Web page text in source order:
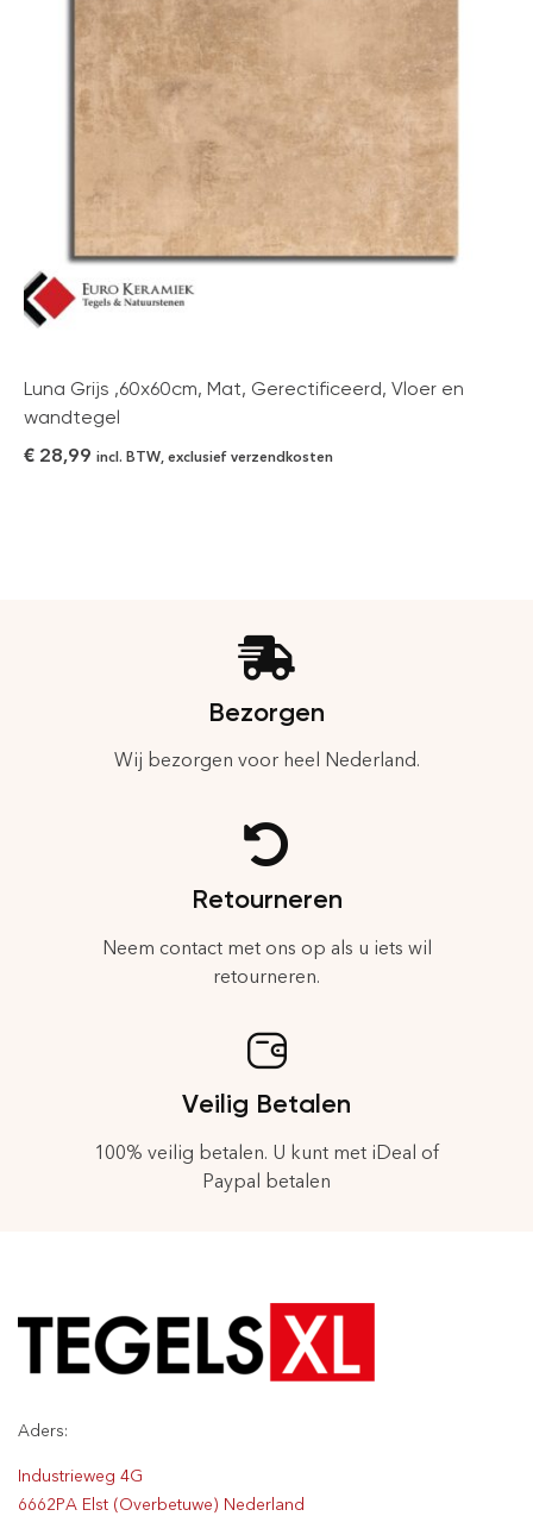
Luna Grijs ,60x60cm, Mat, Gerectificeerd, Vloer en
wandtegel
€ 28,99 incl. BTW, exclusief verzendkosten
Bezorgen
Wij bezorgen voor heel Nederland.
Retourneren
Neem contact met ons op als u iets wil
retourneren.
Veilig Betalen
100% veilig betalen. U kunt met iDeal of
Paypal betalen
Aders:
Industrieweg 4G
6662PA Elst (Overbetuwe) Nederland